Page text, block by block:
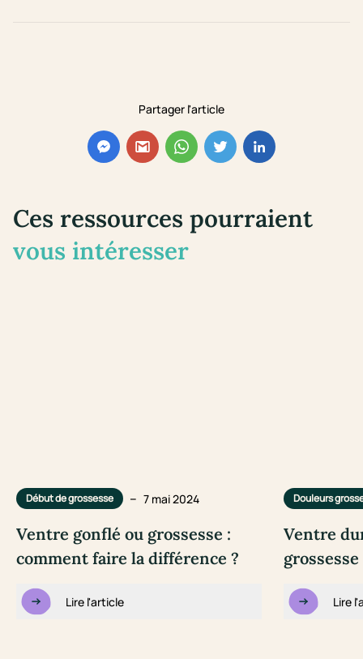
Partager l'article
Ces ressources pourraient
vous intéresser
Début de grossesse – 7 mai 2024
Ventre gonflé ou grossesse :
comment faire la différence ?
Lire l'article
Douleurs
Ventre
Lire